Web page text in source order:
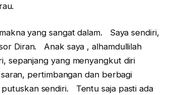
yang sangat dalam. Saya sendiri,
Diran. Anak saya , alhamdullilah
sepanjang yang menyangkut diri
pertimbangan dan berbagi
sendiri. Tentu saja pasti ada